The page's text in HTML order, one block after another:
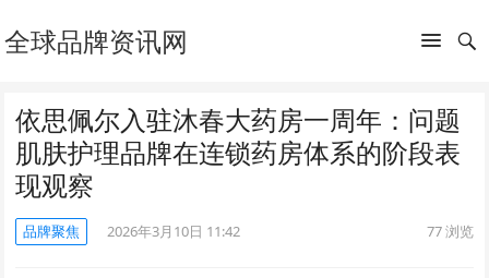
全球品牌资讯网
依思佩尔入驻沐春大药房一周年：问题
肌肤护理品牌在连锁药房体系的阶段表
现观察
品牌聚焦 2026年3月10日 11:42 77浏览